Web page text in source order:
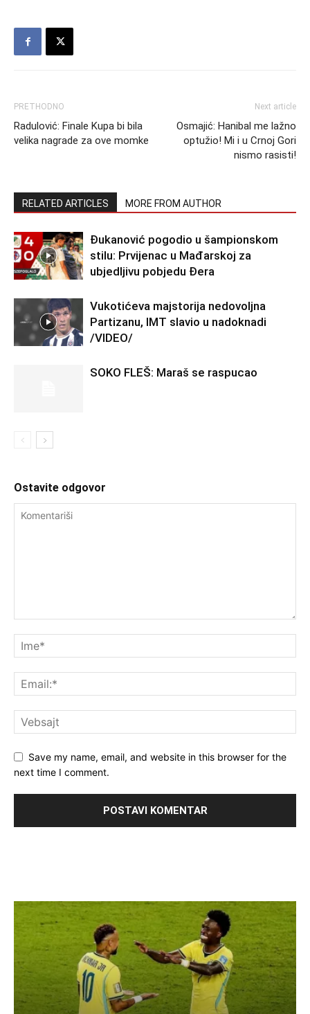
PRETHODNO
Radulović: Finale Kupa bi bila
velika nagrade za ove momke
Next article
Osmajić: Hanibal me lažno
optužio! Mi i u Crnoj Gori
nismo rasisti!
RELATED ARTICLES MORE FROM AUTHOR
Đukanović pogodio u šampionskom
stilu: Prvijenac u Mađarskoj za
ubjedljivu pobjedu Đera
Vukotićeva majstorija nedovoljna
Partizanu, IMT slavio u nadoknadi
/VIDEO/
SOKO FLEŠ: Maraš se raspucao
Ostavite odgovor
Save my name, email, and website in this browser for the
next time I comment.